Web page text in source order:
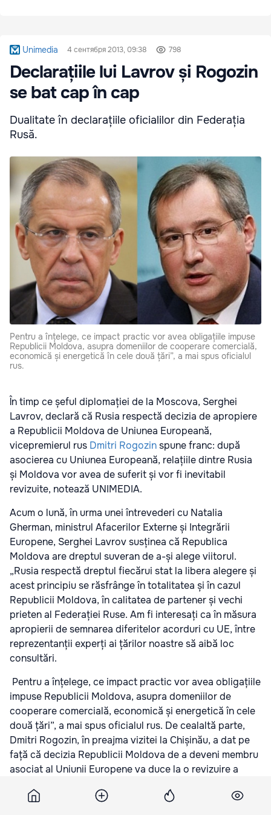
Unimedia 4 сентября 2013, 09:38 798
Declarațiile lui Lavrov și Rogozin
se bat cap în cap
Dualitate în declarațiile oficialilor din Federația
Rusă.
Pentru a înțelege, ce impact practic vor avea obligațiile impuse
Republicii Moldova, asupra domeniilor de cooperare comercială,
economică și energetică în cele două țări”, a mai spus oficialul
rus.
În timp ce șeful diplomației de la Moscova, Serghei
Lavrov, declară că Rusia respectă decizia de apropiere
a Republicii Moldova de Uniunea Europeană,
vicepremierul rus Dmitri Rogozinspune franc: după
asocierea cu Uniunea Europeană, relațiile dintre Rusia
și Moldova vor avea de suferit și vor fi inevitabil
revizuite, notează UNIMEDIA.
Acum o lună, în urma unei întrevederi cu Natalia
Gherman, ministrul Afacerilor Externe și Integrării
Europene, Serghei Lavrov susținea că Republica
Moldova are dreptul suveran de a-și alege viitorul.
„Rusia respectă dreptul fiecărui stat la libera alegere și
acest principiu se răsfrânge în totalitatea și în cazul
Republicii Moldova, în calitatea de partener și vechi
prieten al Federației Ruse. Am fi interesați ca în măsura
apropierii de semnarea diferitelor acorduri cu UE, între
reprezentanții experți ai țărilor noastre să aibă loc
consultări.
Pentru a înțelege, ce impact practic vor avea obligațiile
impuse Republicii Moldova, asupra domeniilor de
cooperare comercială, economică și energetică în cele
două țări”, a mai spus oficialul rus. De cealaltă parte,
Dmitri Rogozin, în preajma vizitei la Chișinău, a dat pe
față că decizia Republicii Moldova de a deveni membru
asociat al Uniunii Europene va duce la o revizuire a
problemei transnistrene. „Dacă autoritățile de la